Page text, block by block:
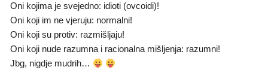
Oni kojima je svejedno: idioti (ovcoidi)!
Oni koji im ne vjeruju: normalni!
Oni koji su protiv: razmišljaju!
Oni koji nude razumna i racionalna mišljenja: razumni!
Jbg, nigdje mudrih…